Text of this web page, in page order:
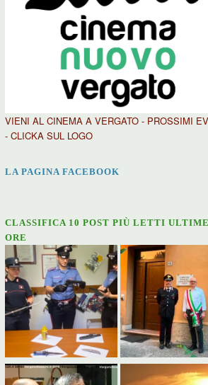
VIENI AL CINEMA A VERGATO - PROSSIMI
- CLICKA SUL LOGO
LA PAGINA FACEBOOK
CLASSIFICA 10 POST PIÙ LETTI
ORE